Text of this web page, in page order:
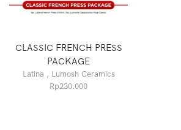
CLASSIC FRENCH PRESS
PACKAGE
Latina , Lumosh Ceramics
Rp230.000